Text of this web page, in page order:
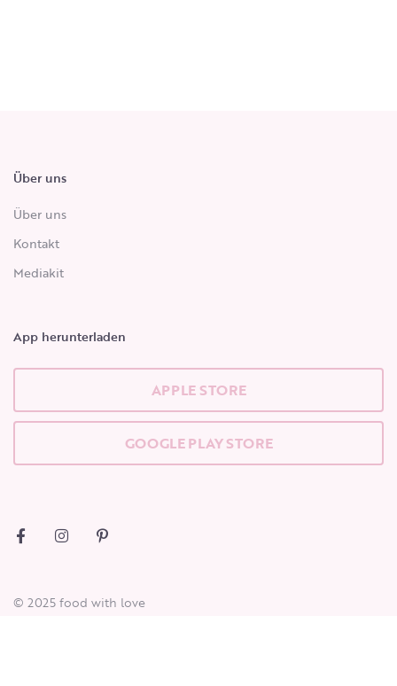
Über uns
Über uns
Kontakt
Mediakit
App herunterladen
APPLE STORE
GOOGLE PLAY STORE
© 2025 food with love